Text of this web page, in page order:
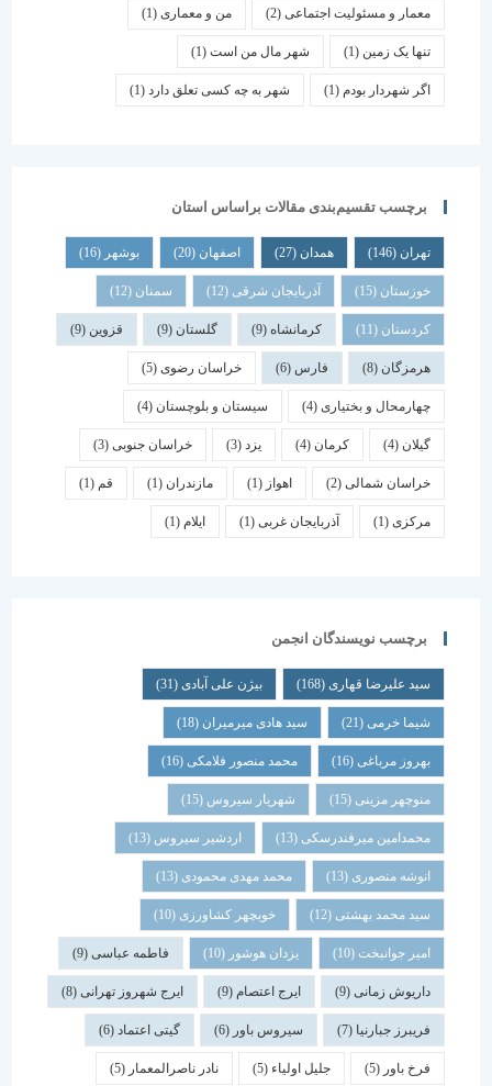
معمار و مسئولیت اجتماعی (2) من و معماری (1)
تنها یک زمین(1) شهر مال من است(1)
اگر شهردار بودم (1) شهر به چه کسی تعلق دارد(1)
برچسب تقسیم‌بندی مقالات براساس استان
همدان اصفهان (20) بوشهر
خوزستان(15) آذربایجان شرقی(12) سمنان (12)
کردستان(11) کرمانشاه(9) گلستان (9) قزوین
هرمزگان(8) فارس خراسان رضوی(5)
چهارمحال و بختیاری (4) سیستان و بلوچستان(4)
کرمان یزد خراسان جنوبی(3)
خراسان شمالی(2) اهواز مازندران(1) قم
(1) آذربایجان غربی(1) ایلام
برچسب نویسندگان انجمن
سید علیرضا قهاری(168) بیژن علی آبادی(31)
شیما خرمی(21) سید هادی میرمیران(18)
بهروز مرباغی (16) محمد منصور فلامکی (16)
منوچهر مزینی(15) شهریار سیروس(15)
محمدامین میرفندرسکی(13) اردشیر سیروس(13)
انوشه منصوری(13) محمد مهدی محمودی(13)
سید محمد بهشتی(12) خوبچهر کشاورزی(10)
امیر جوانبخت(10) یزدان هوشور(10) فاطمه عباسی(9)
داریوش زمانی(9) ایرج اعتصام(9) ایرج شهروز تهرانی(8)
فریبرز جبارنیا(7) سیروس باور(6) گیتی اعتماد(6)
فرخ باور(5) جلیل اولیاء(5) نادر ناصرالمعمار (5)